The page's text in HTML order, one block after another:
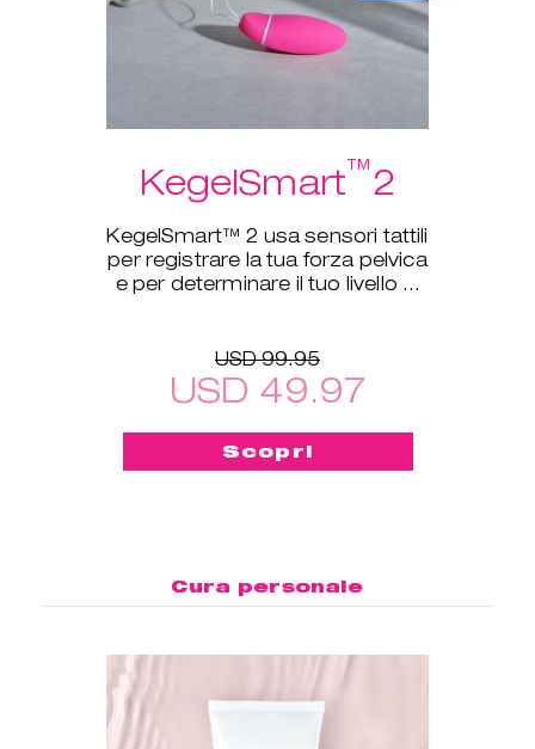
KegelSmart™2
KegelSmart™ 2 usa sensori tattili
per registrare la tua forza pelvica
e per determinare il tuo livello di
USD 99.95
USD 49.97
Scopri
Cura personale